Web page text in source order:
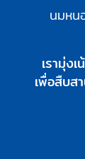
นมหน
เรามุ่ง
เพื่อสืบส